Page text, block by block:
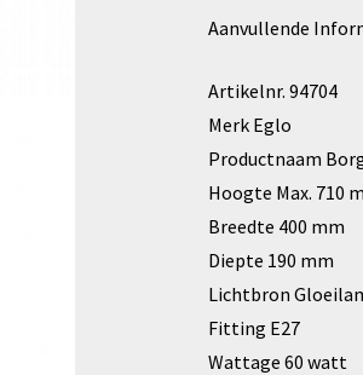
Aanvullende
Artikelnr. 94704
Merk Eglo
Productnaam
Hoogte Max. 710
Breedte 400 mm
Diepte 190 mm
Lichtbron
Fitting E27
Wattage 60 watt